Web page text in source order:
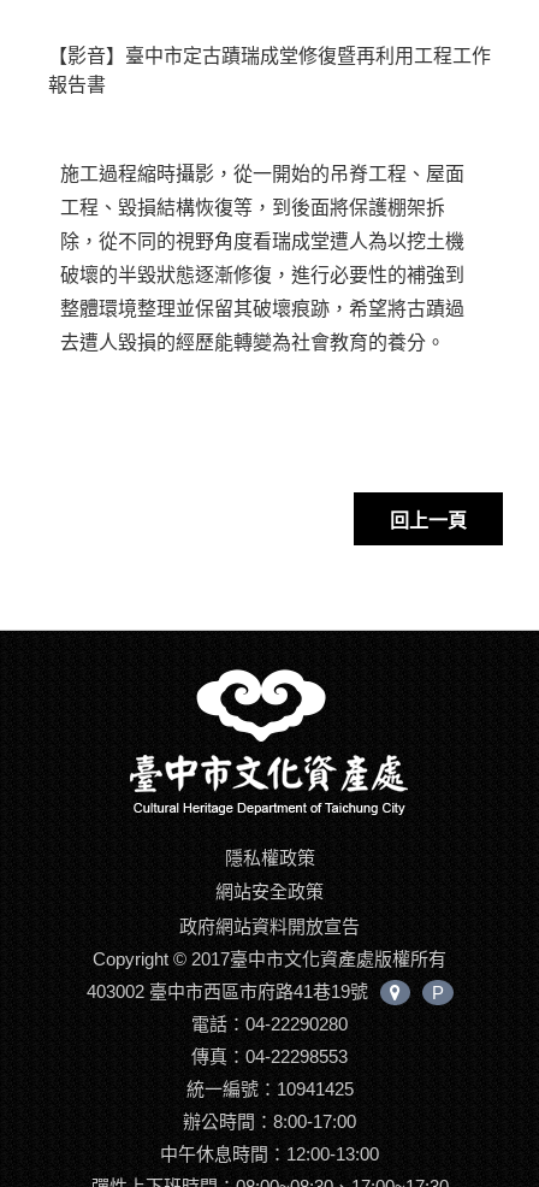
【影音】臺中市定古蹟瑞成堂修復暨再利用工程工作
報告書
施工過程縮時攝影，從一開始的吊脊工程、屋面
工程、毀損結構恢復等，到後面將保護棚架拆
除，從不同的視野角度看瑞成堂遭人為以挖土機
破壞的半毀狀態逐漸修復，進行必要性的補強到
整體環境整理並保留其破壞痕跡，希望將古蹟過
去遭人毀損的經歷能轉變為社會教育的養分。
回上一頁
隱私權政策
網站安全政策
政府網站資料開放宣告
Copyright © 2017臺中市文化資產處版權所有
403002 臺中市西區市府路41巷19號
中
P
電話：04-22290280
傳真：04-22298553
統一編號：10941425
辦公時間：8:00-17:00
中午休息時間：12:00-13:00